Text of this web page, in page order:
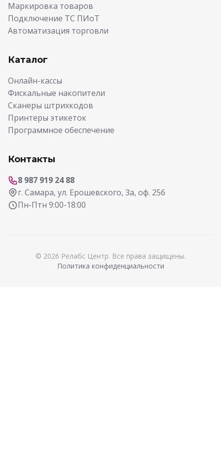
Маркировка товаров
Подключение ТС ПИоТ
Автоматизация торговли
Каталог
Онлайн-кассы
Фискальные накопители
Сканеры штрихкодов
Принтеры этикеток
Программное обеспечение
Контакты
8 987 919 24 88
г. Самара, ул. Ерошевского, 3а, оф. 256
Пн-Птн 9:00-18:00
© 2026 Релабс Центр. Все права защищены.
Политика конфиденциальности